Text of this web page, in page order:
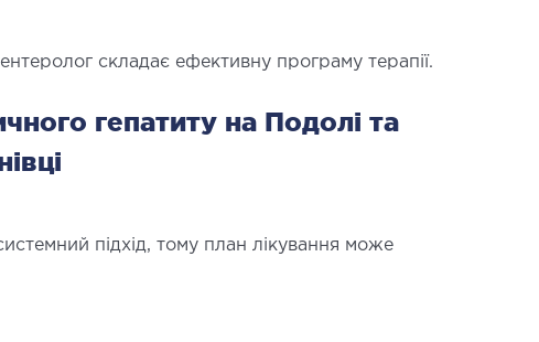
складає ефективну програму терапії.
гепатиту на Подолі та
підхід, тому план лікування може